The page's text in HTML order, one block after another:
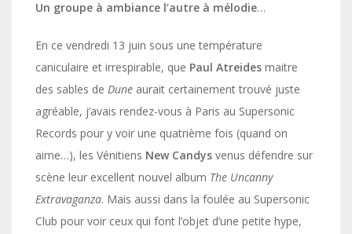
Un groupe à ambiance l’autre à mélodie…
En ce vendredi 13 juin sous une température
caniculaire et irrespirable, que Paul Atreides maitre
des sables de Dune aurait certainement trouvé juste
agréable, j’avais rendez-vous à Paris au Supersonic
Records pour y voir une quatrième fois (quand on
aime…), les Vénitiens New Candys venus défendre sur
scène leur excellent nouvel album The Uncanny
Extravaganza. Mais aussi dans la foulée au Supersonic
Club pour voir ceux qui font l’objet d’une petite hype,